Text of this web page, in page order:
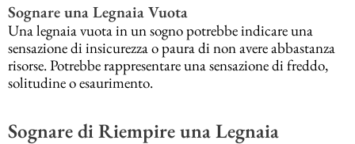
Sognare una Legnaia Vuota
Una legnaia vuota in un sogno potrebbe indicare una
sensazione di insicurezza o paura di non avere abbastanza
risorse. Potrebbe rappresentare una sensazione di freddo,
solitudine o esaurimento.
Sognare di Riempire una Legnaia